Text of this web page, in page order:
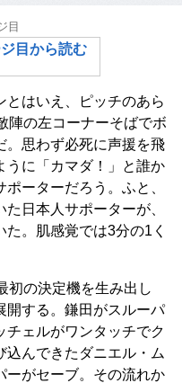
目
目から読む
はいえ、ピッチのあら
陣の左コーナーそばでボ
。思わず必死に声援を飛
うに「カマダ！」と誰か
ーターだろう。ふと、
日本人サポーターが、
。肌感覚では3分の1く
の決定機を生み出し
開する。鎌田がスルーパ
チェルがワンタッチでク
込んできたダニエル・ム
ーがセーブ。その流れか